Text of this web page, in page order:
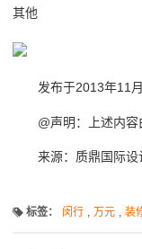
其他
发布于2013年11
@声明：上述内
来源：质鼎国际设
标签： 闵行 , 万元 , 装